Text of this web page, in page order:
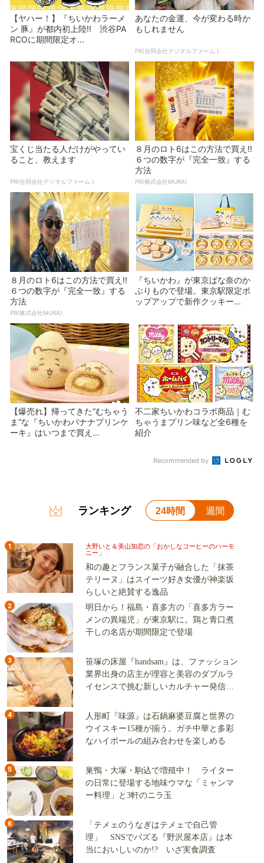
【ヤハー！】『ちいかわラーメ
ン 豚』が都内初上陸!! 渋谷PA
RCOに期間限定オ...
あなたの金運、今が変わる時か
もしれません
PR(合同会社デジタルファーム )
宝くじ当たる人だけがやってい
ること、教えます
PR(合同会社デジタルファーム )
８月のロト6はこの方法で買え!!
６つの数字が『完全一致』する
方法
PR(株式会社MURA)
８月のロト6はこの方法で買え!!
６つの数字が『完全一致』する
方法
PR(株式会社MURA)
『ちいかわ』が東京ばな奈のか
ぶりもので登場。東京駅限定ポ
ップアップで新作クッキー...
【爆売れ】帰ってきた“むちゃう
ま”な『ちいかわバナナプリンケ
ーキ』はいつまで買え...
不二家ちいかわコラボ商品｜む
ちゃうまプリン味など全6種を
紹介
Recommended by
ランキング 24時間 週間
1
大野いと＆美山加恋の「おかしなコーヒーのハーモ
ニー」
和の趣とフランス菓子が融合した「抹茶
テリーヌ」はスイーツ好き女優が神楽坂
らしいと絶賛する逸品
2
明日から！福島・喜多方の「喜多方ラー
メンの異端児」が東京駅に。鶏と青口煮
干しの名店が期間限定で登場
3
笹塚の床屋『handsam』は、ファッション
業界出身の店主が理容と美容のダブルラ
イセンスで挑む新しいカルチャー発信基
4
人形町『味源』は石鍋麻婆豆腐と世界の
ウイスキー15種が揃う。ガチ中華と多彩
なハイボールの組み合わせを楽しめる
5
巣鴨・大塚・駒込で増殖中！ ライター
の日常に登場する地味ウマな「ミャンマ
ー料理」と3軒のニラ玉
6
「テメェのうなぎはテメェで自己管
理」 SNSでバズる『野沢屋本店』は本
当においしいのか!? いざ実食調査